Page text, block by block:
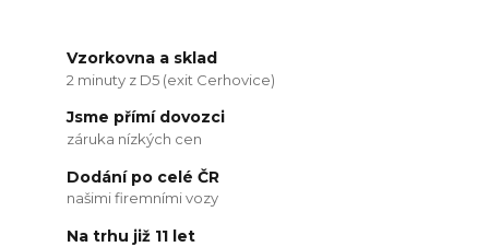
Vzorkovna a sklad
2 minuty z D5 (exit Cerhovice)
Jsme přímí dovozci
záruka nízkých cen
Dodání po celé ČR
našimi firemními vozy
Na trhu již 11 let